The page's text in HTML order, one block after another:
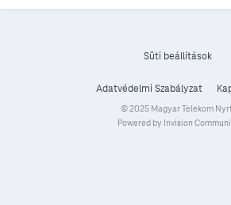
szerződés tartamától. A kedvezmény a hűségidő
Süti beállítások
Adatvédelmi Szabályzat
© 2025 Magyar Telekom
Powered by Invision